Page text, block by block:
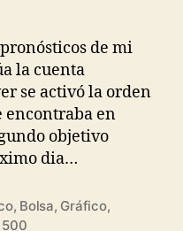
entrada
de mi
la cuenta
se activó la orden
encontraba en
objetivo
dia…
, Bolsa, Gráfico,
500